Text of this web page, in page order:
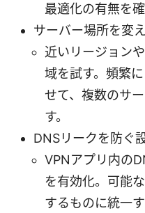
最適化の有無を
サーバー場所を変
近いリージョン
域を試す。頻繁
せて、複数のサ
す。
DNSリークを防ぐ
VPNアプリ内の
を有効化。可能
するものに統一す